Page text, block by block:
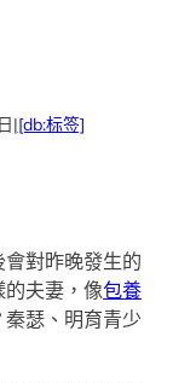
|[db:标签]
對昨晚發生的
的夫妻，像包養
瑟、明育青少